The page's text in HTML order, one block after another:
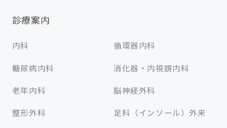
診療案内
内科 循環器内科
糖尿病内科 消化器・内視鏡内科
老年内科 脳神経外科
整形外科 足科（インソール）外来